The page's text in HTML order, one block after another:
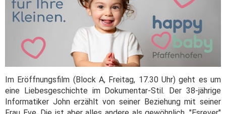
Im Eröffnungsfilm (Block A, Freitag, 17.30 Uhr) geht es um
eine Liebesgeschichte im Dokumentar-Stil. Der 38-jährige
Informatiker John erzählt von seiner Beziehung mit seiner